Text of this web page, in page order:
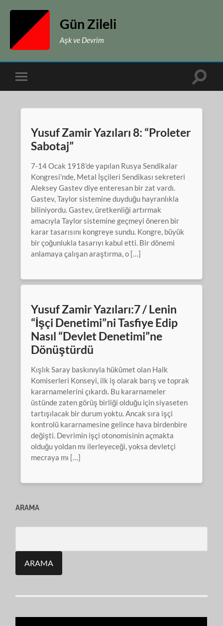
Gün Zileli
Aşk ve Devrim
Toggle
mobile
Toggle
Yusuf Zamir Yazıları 8: “Proleter
Sabotaj”
7-14 Ocak 1918’de yapılan Rusya Sendikalar
Kongresi’nde, Metal İşçileri Sendikası sekreteri
Aleksey Gastev diye enteresan bir zat vardı.
Gastev, Taylor sistemine duyduğu hayranlıkla
biliniyordu. Gastev, üretkenliği artırmak
amacıyla Taylor sistemine geçmeyi öneren bir
karar tasarısını kongreye sundu. Kongre, büyük
bir çoğunlukla tasarıyı kabul etti. Bir dönemi
anlamaya çalışan araştırma, o […]
Yusuf Zamir Yazıları:7 / Lenin
“İşçi Denetimi”ni Tasfiye Edip
Nasıl “Devlet Denetimi”ne
Dönüştürdü
Kışlık Saray baskınıyla hükûmet olan Halk
Komiserleri Konseyi, ilk iş olarak barış ve toprak
kararnamelerini çıkardı. Bu kararnameler
üstünde zaten görüş birliği olduğu için siyaseten
tartışılacak bir durum yoktu. Ancak sıra işçi
kontrolü kararnamesine gelince hava birdenbire
değişti. Devrimin işçi otonomisinin açmakta
olduğu yoldan mı ilerleyeceği, yoksa devletçi
mecraya mı […]
ARAMA